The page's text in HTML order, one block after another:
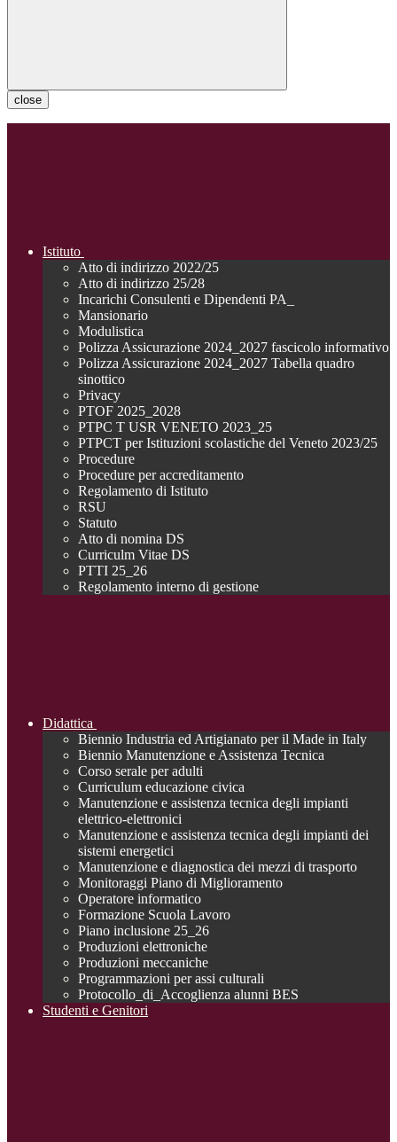
close
Istituto
Atto di indirizzo 2022/25
Atto di indirizzo 25/28
Incarichi Consulenti e Dipendenti PA_
Mansionario
Modulistica
Polizza Assicurazione 2024_2027 fascicolo informativo
Polizza Assicurazione 2024_2027 Tabella quadro
sinottico
Privacy
PTOF 2025_2028
PTPC T USR VENETO 2023_25
PTPCT per Istituzioni scolastiche del Veneto 2023/25
Procedure
Procedure per accreditamento
Regolamento di Istituto
RSU
Statuto
Atto di nomina DS
Curriculm Vitae DS
PTTI 25_26
Regolamento interno di gestione
Didattica
Biennio Industria ed Artigianato per il Made in Italy
Biennio Manutenzione e Assistenza Tecnica
Corso serale per adulti
Curriculum educazione civica
Manutenzione e assistenza tecnica degli impianti
elettrico-elettronici
Manutenzione e assistenza tecnica degli impianti dei
sistemi energetici
Manutenzione e diagnostica dei mezzi di trasporto
Monitoraggi Piano di Miglioramento
Operatore informatico
Formazione Scuola Lavoro
Piano inclusione 25_26
Produzioni elettroniche
Produzioni meccaniche
Programmazioni per assi culturali
Protocollo_di_Accoglienza alunni BES
Studenti e Genitori